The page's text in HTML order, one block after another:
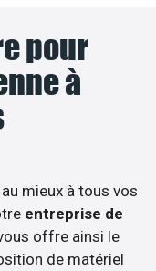
pour
à
mieux à tous vos
entreprise de
offre ainsi le
de matériel